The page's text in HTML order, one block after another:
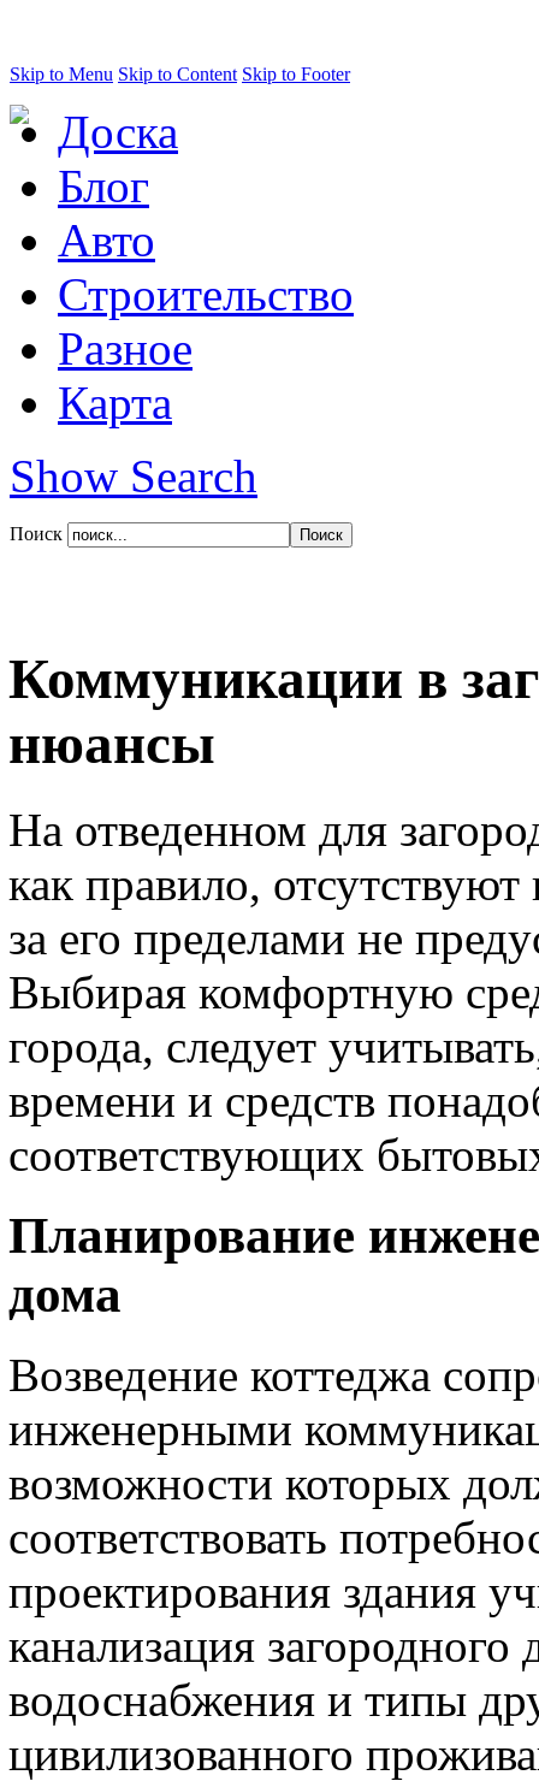
Skip to Menu Skip to Content Skip to Footer
Доска
Блог
Авто
Строительство
Разное
Карта
Show Search
Поиск
Коммуникации в
нюансы
На отведенном для
как правило,
за его пределами не
Выбирая комфортную
города, следует
времени и средств
соответствующих
Планирование
дома
Возведение коттеджа
инженерными
возможности которых
соответствовать
проектирования здания
канализация
водоснабжения и типы
цивилизованного